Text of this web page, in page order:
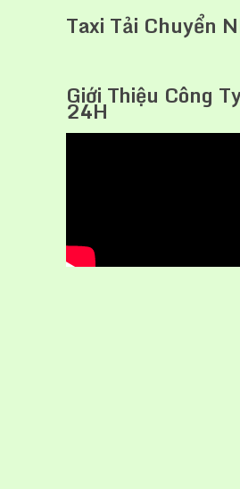
Taxi Tải Chuyển
Giới Thiệu Công
24H